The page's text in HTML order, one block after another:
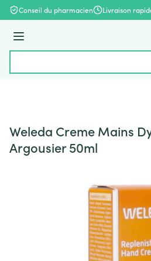
Aller au contenu
Conseil du pharmacien Livraison
Menu
Weleda Creme Mains
Argousier 50ml